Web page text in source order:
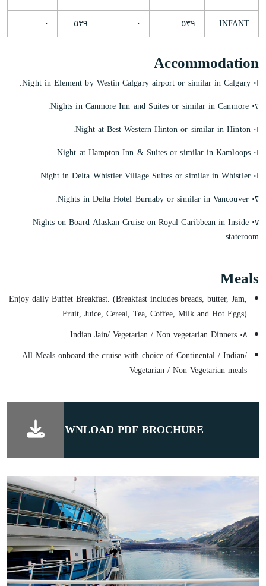
INFANT
٥٣٩ ٠ ٥٣٩ ٠
Accommodation
٠١ Night in Element by Westin Calgary airport or similar in Calgary.
٠٢ Nights in Canmore Inn and Suites or similar in Canmore.
٠١ Night at Best Western Hinton or similar in Hinton.
٠١ Night at Hampton Inn & Suites or similar in Kamloops.
٠١ Night in Delta Whistler Village Suites or similar in Whistler.
٠٢ Nights in Delta Hotel Burnaby or similar in Vancouver.
٠٧ Nights on Board Alaskan Cruise on Royal Caribbean in Inside
stateroom.
Meals
Enjoy daily Buffet Breakfast. (Breakfast includes breads, butter, Jam,
Fruit, Juice, Cereal, Tea, Coffee, Milk and Hot Eggs)
٠٨ Indian Jain/ Vegetarian / Non vegetarian Dinners.
All Meals onboard the cruise with choice of Continental / Indian/
Vegetarian / Non Vegetarian meals
DOWNLOAD PDF BROCHURE